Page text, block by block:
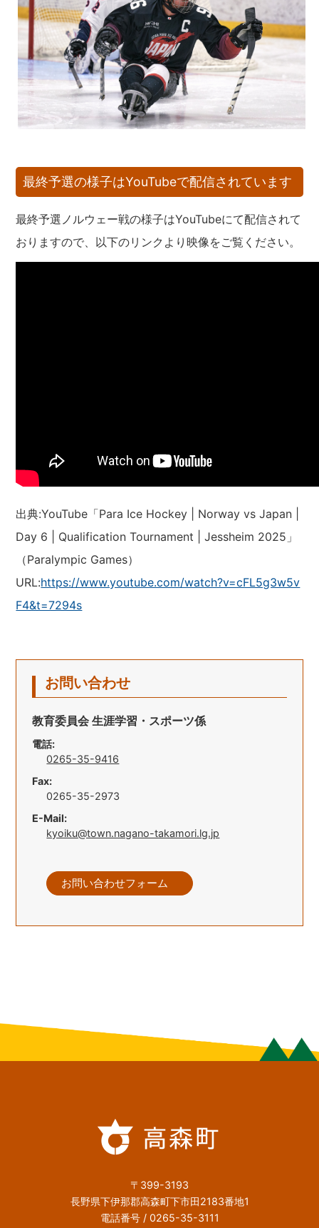
最終予選の様子はYouTubeで配信されています
最終予選ノルウェー戦の様子はYouTubeにて配信されて
おりますので、以下のリンクより映像をご覧ください。
出典:YouTube「Para Ice Hockey | Norway vs Japan |
Day 6 | Qualification Tournament | Jessheim 2025」
（Paralympic Games）
URL:https://www.youtube.com/watch?v=cFL5g3w5v
F4&t=7294s
お問い合わせ
教育委員会 生涯学習・スポーツ係
電話:
0265-35-9416
Fax:
0265-35-2973
E-Mail:
kyoiku@town.nagano-takamori.lg.jp
お問い合わせフォーム
〒399-3193
長野県下伊那郡高森町下市田2183番地1
電話番号 / 0265-35-3111